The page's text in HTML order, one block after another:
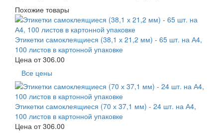
Похожие товары
Этикетки самоклеящиеся (38,1 х 21,2 мм) - 65 шт. на А4,
100 листов в картонной упаковке
Цена от306.00
Все цены
Этикетки самоклеящиеся (70 х 37,1 мм) - 24 шт. на А4,
100 листов в картонной упаковке
Цена от306.00